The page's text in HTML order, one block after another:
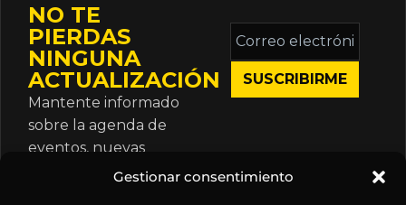
Gestionar consentimiento
NO TE
PIERDAS
NINGUNA
ACTUALIZACIÓN
Mantente informado
sobre la agenda de
eventos, nuevas
publicaciones y
Correo
electrónico
*